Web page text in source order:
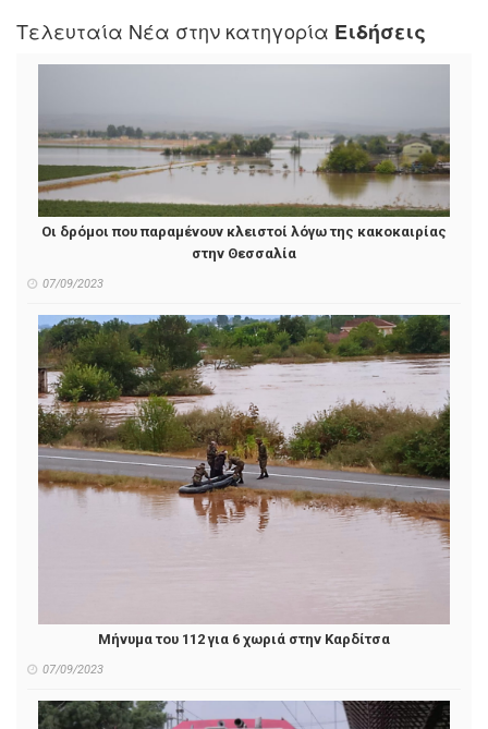
Τελευταία Νέα στην κατηγορία Ειδήσεις
Οι δρόμοι που παραμένουν κλειστοί λόγω της κακοκαιρίας
στην Θεσσαλία
07/09/2023
Μήνυμα του 112 για 6 χωριά στην Καρδίτσα
07/09/2023